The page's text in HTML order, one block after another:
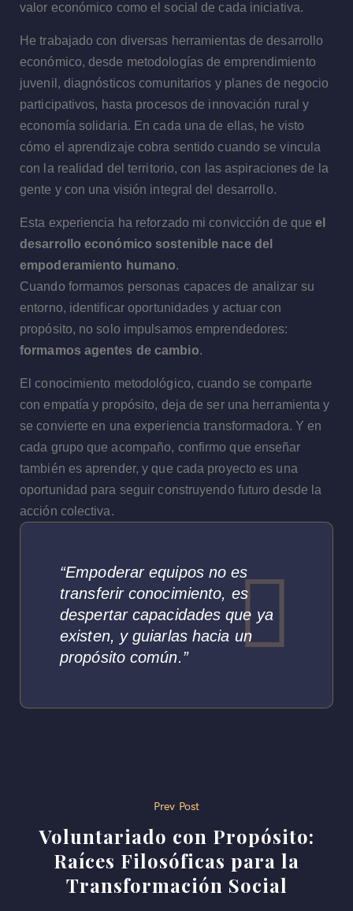
valor económico como el social de cada iniciativa.
He trabajado con diversas herramientas de desarrollo
económico, desde metodologías de emprendimiento
juvenil, diagnósticos comunitarios y planes de negocio
participativos, hasta procesos de innovación rural y
economía solidaria. En cada una de ellas, he visto
cómo el aprendizaje cobra sentido cuando se vincula
con la realidad del territorio, con las aspiraciones de la
gente y con una visión integral del desarrollo.
Esta experiencia ha reforzado mi convicción de queel
desarrollo económico sostenible nace del
empoderamiento humano.
Cuando formamos personas capaces de analizar su
entorno, identificar oportunidades y actuar con
propósito, no solo impulsamos emprendedores:
formamos agentes de cambio.
El conocimiento metodológico, cuando se comparte
con empatía y propósito, deja de ser una herramienta y
se convierte en una experiencia transformadora. Y en
cada grupo que acompaño, confirmo que enseñar
también es aprender, y que cada proyecto es una
oportunidad para seguir construyendo futuro desde la
acción colectiva.
“Empoderar equipos no es
transferir conocimiento, es
despertar capacidades que ya
existen, y guiarlas hacia un
propósito común.”
Prev Post
Voluntariado con Propósito:
Raíces Filosóficas para la
Transformación Social